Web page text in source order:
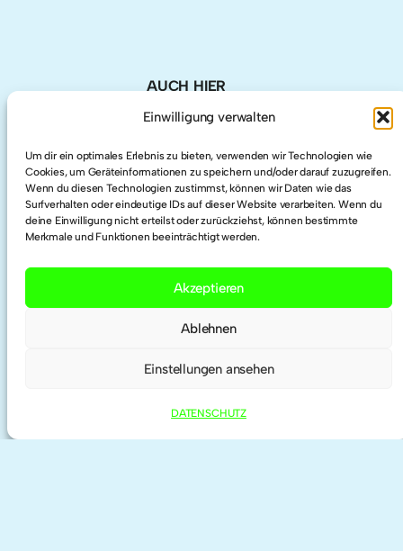
Einwilligung verwalten
Um dir ein optimales Erlebnis zu bieten, verwenden wir Technologien wie
Cookies, um Geräteinformationen zu speichern und/oder darauf zuzugreifen.
Wenn du diesen Technologien zustimmst, können wir Daten wie das
Surfverhalten oder eindeutige IDs auf dieser Website verarbeiten. Wenn du
deine Einwilligung nicht erteilst oder zurückziehst, können bestimmte
Merkmale und Funktionen beeinträchtigt werden.
Akzeptieren
Ablehnen
Einstellungen ansehen
DATENSCHUTZ
AUCH HIER
Twitter
ORCID
IMPRESSUM | KONTAKTDATENSCHUTZ